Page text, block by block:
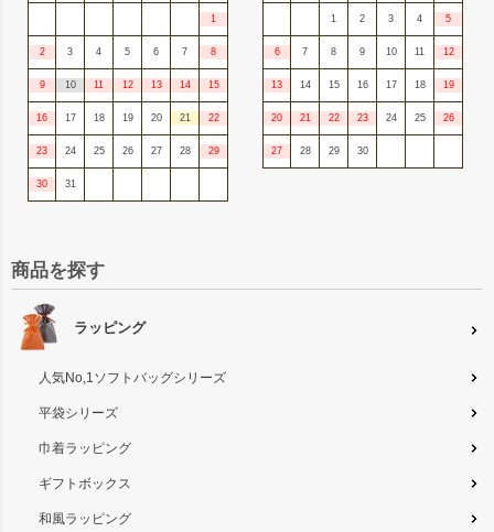
1
2 3 4 5 6 7 8
9 10 11 12 13 14 15
16 17 18 19 20 21 22
23 24 25 26 27 28 29
30 31
1 2 3 4 5
6 7 8 9 10 11 12
13 14 15 16 17 18 19
20 21 22 23 24 25 26
27 28 29 30
商品を探す
ラッピング
人気No,1ソフトバッグシリーズ
平袋シリーズ
巾着ラッピング
ギフトボックス
和風ラッピング